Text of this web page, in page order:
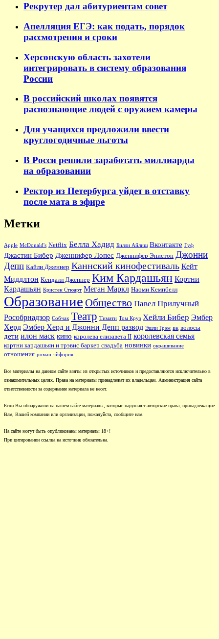
Рекрутер дал абитуриентам совет
Апелляция ЕГЭ: как подать, порядок
рассмотрения и сроки
Херсонскую область захотели
интегрировать в систему образования
России
В российский школах появятся
распознающие людей с оружием камеры
Для учащихся предложили ввести
круглогодичные льготы
В Росси решили заработать миллиарды
на образовании
Ректор из Петербурга уйдет в отставку
после мата в эфире
Метки
Apple McDonald's Netflix Белла Хадид Билли Айлиш Вконтакте Гуф
Джастин Бибер Дженнифер Лопес Дженнифер Энистон Джонни
Депп Кайли Дженнер Каннский кинофестиваль Кейт
Миддлтон Кендалл Дженнер Ким Кардашьян Кортни
Кардашьян Кристен Стюарт Меган Маркл Наоми Кемпбелл
Образование Общество Павел Прилучный
Рособрнадзор Собчак Театр Тимати Том Круз Хейли Бибер Эмбер
Херд Эмбер Херд и Джонни Депп развод Эшли Грэм вк волосы
дети илон маск кино королева елизавета II королевская семья
кортни кардашьян и трэвис баркер свадьба новинки окрашивание
отношения роман эйфория
Все материалы на данном сайте взяты из открытых источников и предоставляются исключительно в
ознакомительных целях. Права на материалы принадлежат их владельцам. Администрация сайта
ответственности за содержание материала не несет.
Если Вы обнаружили на нашем сайте материалы, которые нарушают авторские права, принадлежащие
Вам, Вашей компании или организации, пожалуйста, сообщите нам.
На сайте могут быть опубликованы материалы 18+!
При цитировании ссылка на источник обязательна.